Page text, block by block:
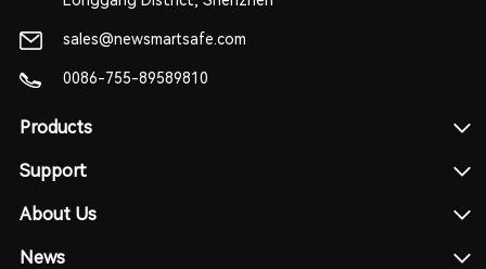
sales@newsmartsafe.com
0086-755-89589810
Products
Support
About Us
News